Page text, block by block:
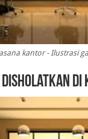
kantor - Ilustrasi
Disholatkan